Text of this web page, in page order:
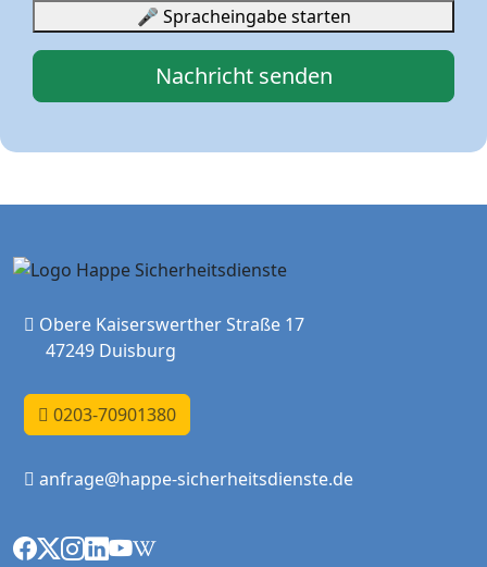
🎤 Spracheingabe starten
Nachricht senden
Obere Kaiserswerther Straße 17
47249 Duisburg
0203-70901380
anfrage@happe-sicherheitsdienste.de